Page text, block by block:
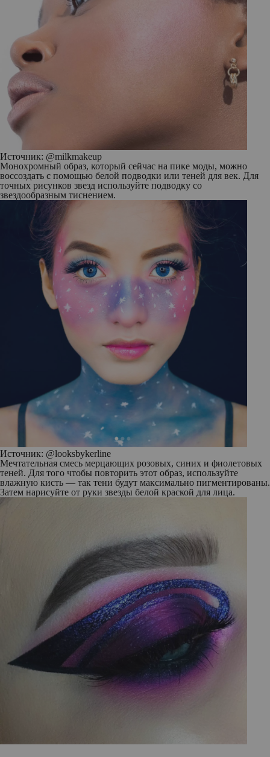
Источник: @milkmakeup
Монохромный образ, который сейчас на пике моды, можно
воссоздать с помощью белой подводки или теней для век. Для
точных рисунков звезд используйте подводку со
звездообразным тиснением.
Источник: @looksbykerline
Мечтательная смесь мерцающих розовых, синих и фиолетовых
теней. Для того чтобы повторить этот образ, используйте
влажную кисть — так тени будут максимально пигментированы.
Затем нарисуйте от руки звезды белой краской для лица.